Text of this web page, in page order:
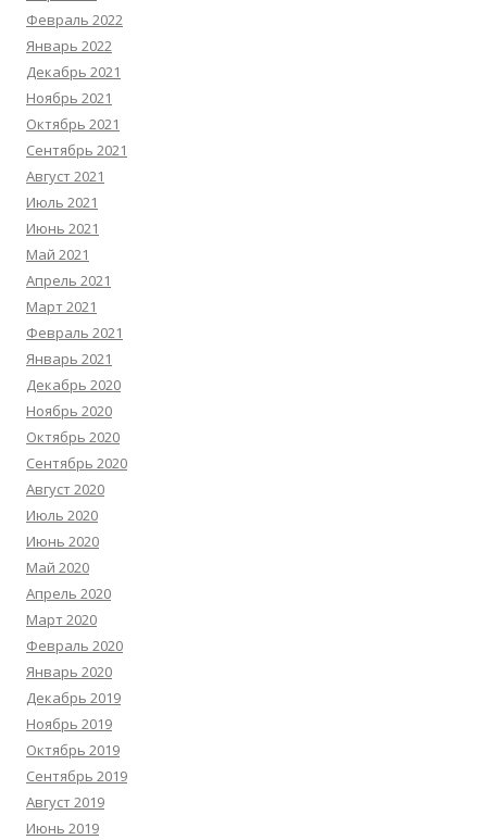
Февраль 2022
Январь 2022
Декабрь 2021
Ноябрь 2021
Октябрь 2021
Сентябрь 2021
Август 2021
Июль 2021
Июнь 2021
Май 2021
Апрель 2021
Март 2021
Февраль 2021
Январь 2021
Декабрь 2020
Ноябрь 2020
Октябрь 2020
Сентябрь 2020
Август 2020
Июль 2020
Июнь 2020
Май 2020
Апрель 2020
Март 2020
Февраль 2020
Январь 2020
Декабрь 2019
Ноябрь 2019
Октябрь 2019
Сентябрь 2019
Август 2019
Июнь 2019